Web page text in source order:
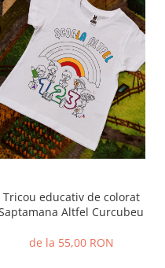
Tricou educativ de colorat
Altfel Curcubeu
de la 55,00 RON